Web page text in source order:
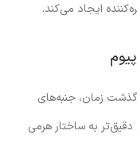
ایجاد می‌کند.
زمان، جنبه‌های
به ساختار هرمی